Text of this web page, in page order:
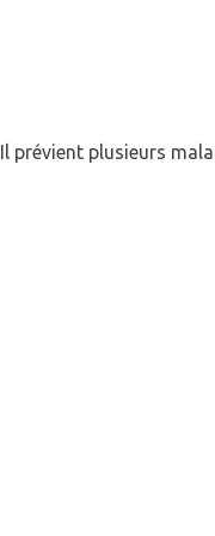
prévient plusieurs